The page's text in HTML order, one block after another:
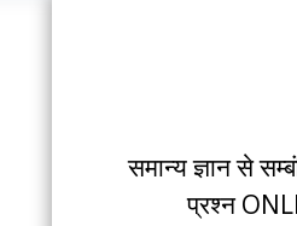
समान्य ज्ञान से
प्रश्न